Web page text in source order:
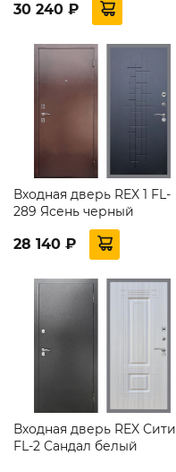
30 240 ₽
Входная дверь REX 1 FL-
289 Ясень черный
28 140 ₽
Входная дверь REX Сити
FL-2 Сандал белый